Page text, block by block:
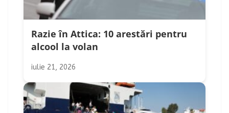
Razie în Attica: 10 arestări pentru
alcool la volan
iulie 21, 2026